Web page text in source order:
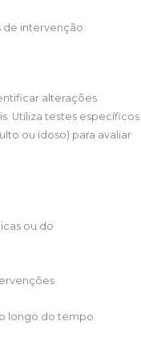
de intervenção:
alterações
Utiliza testes específicos
ou idoso) para avaliar
ou do
longo do tempo